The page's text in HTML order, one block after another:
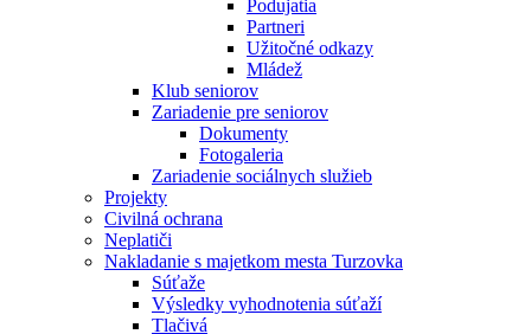
Podujatia
Partneri
Užitočné odkazy
Mládež
Klub seniorov
Zariadenie pre seniorov
Dokumenty
Fotogaleria
Zariadenie sociálnych služieb
Projekty
Civilná ochrana
Neplatiči
Nakladanie s majetkom mesta Turzovka
Súťaže
Výsledky vyhodnotenia súťaží
Tlačivá